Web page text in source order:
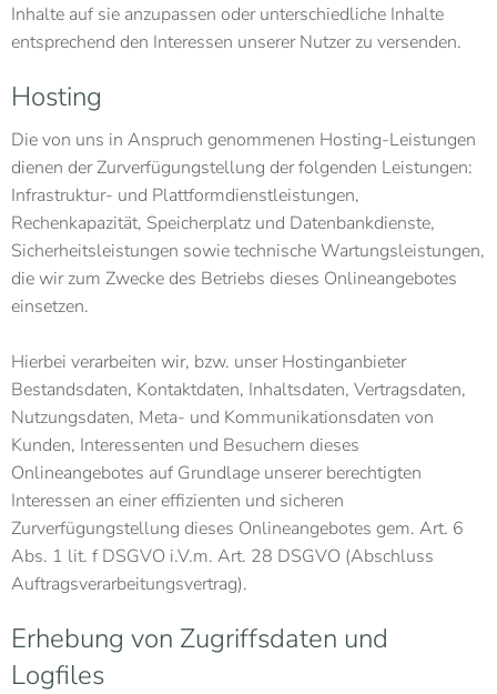
Inhalte auf sie anzupassen oder unterschiedliche Inhalte
entsprechend den Interessen unserer Nutzer zu versenden.
Hosting
Die von uns in Anspruch genommenen Hosting-Leistungen
dienen der Zurverfügungstellung der folgenden Leistungen:
Infrastruktur- und Plattformdienstleistungen,
Rechenkapazität, Speicherplatz und Datenbankdienste,
Sicherheitsleistungen sowie technische Wartungsleistungen,
die wir zum Zwecke des Betriebs dieses Onlineangebotes
einsetzen.
Hierbei verarbeiten wir, bzw. unser Hostinganbieter
Bestandsdaten, Kontaktdaten, Inhaltsdaten, Vertragsdaten,
Nutzungsdaten, Meta- und Kommunikationsdaten von
Kunden, Interessenten und Besuchern dieses
Onlineangebotes auf Grundlage unserer berechtigten
Interessen an einer effizienten und sicheren
Zurverfügungstellung dieses Onlineangebotes gem. Art. 6
Abs. 1 lit. f DSGVO i.V.m. Art. 28 DSGVO (Abschluss
Auftragsverarbeitungsvertrag).
Erhebung von Zugriffsdaten und
Logfiles